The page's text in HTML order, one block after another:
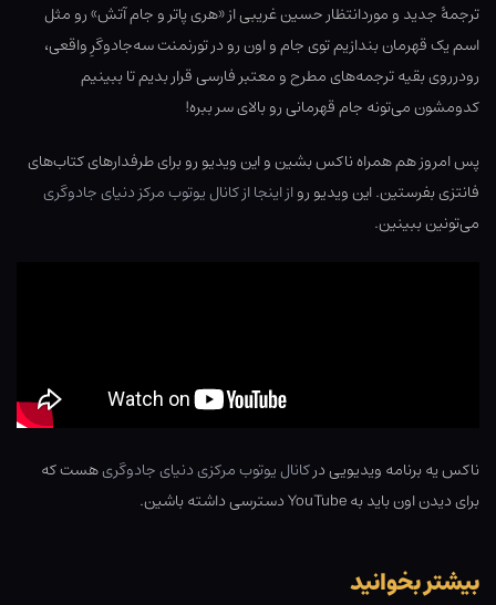
ترجمهٔ جدید و موردانتظار حسین غریبی از «هری پاتر و جام آتش» رو مثل
اسم یک قهرمان بندازیم توی جام و اون رو در تورنمنت سه‌جادوگرِ واقعی،
رودرروی بقیه ترجمه‌های مطرح و معتبر فارسی قرار بدیم تا ببینیم
کدومشون می‌تونه جام قهرمانی رو بالای سر ببره!
پس امروز هم همراه ناکس بشین و این ویدیو رو برای طرفدارهای کتاب‌های
فانتزی بفرستین. این ویدیو رواز اینجا از کانال یوتوب مرکز دنیای جادوگری
می‌تونین ببینین.
ناکس یه برنامه ویدیویی درکانال یوتوب مرکزی دنیای جادوگریهست که
برای دیدن اون باید به YouTube دسترسی داشته باشین.
بیشتر بخوانید